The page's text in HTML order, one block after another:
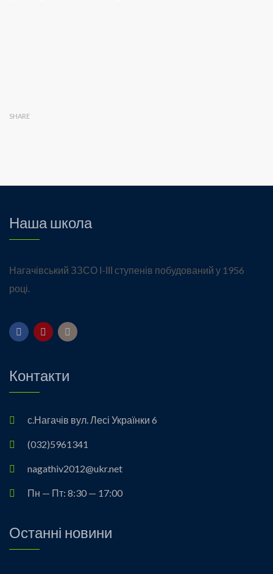
SHARE
Наша школа
Нагачівський ЗЗСО І-ІІІ ступенів побудований у 1956
році.
Контакти
с.Нагачів вул. Лесі Українки 6
(032)5961341
nagathiv2012@ukr.net
Пн — Пт: 8:30 — 17:00
Останні новини